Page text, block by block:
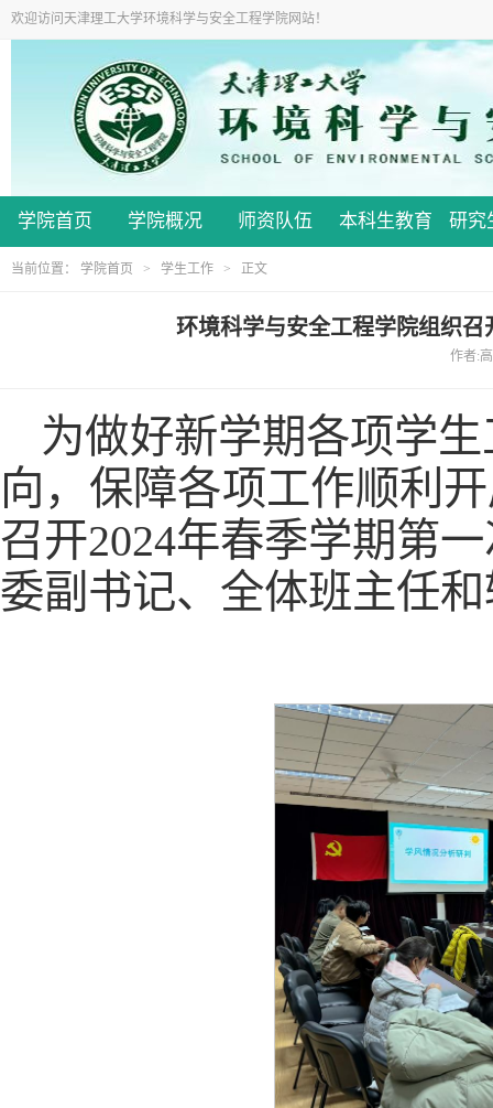
欢迎访问天津理工大学环境科学与安全工程学院网站！
学院首页 学院概况 师资队伍 本科生教育 研究
当前位置： 学院首页 > 学生工作 > 正文
环境科学与安全工程学院组织
作者:
为做好新学期各项学
向，保障各项工作顺利
召开2024年春季学期第
委副书记、全体班主任